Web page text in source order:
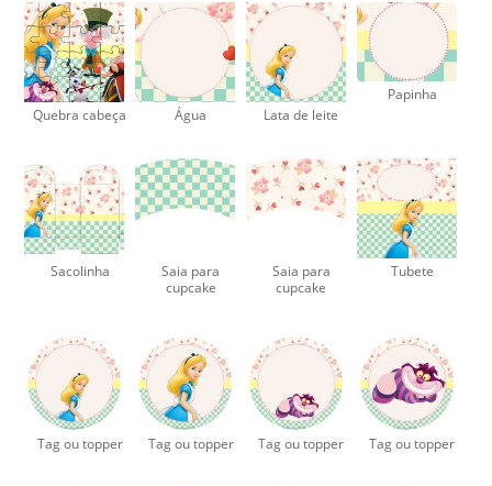
Quebra cabeça Água Lata de leite
Papinha
Sacolinha
Saia para
cupcake
Saia para
cupcake
Tubete
Tag ou topper Tag ou topper Tag ou topper Tag ou topper